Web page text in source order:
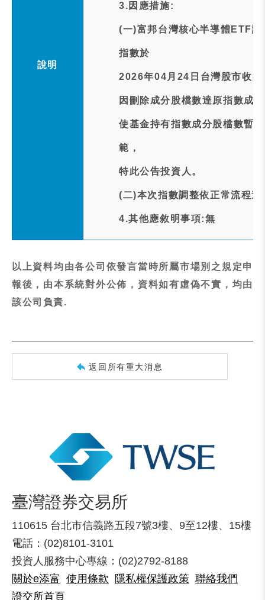
說明
3.因應措施:
(一)富邦台灣核心半導體ETF
指數於
2026年04月24日台灣股市收
因刪除成分股檔數達原指數成
使基金持有指數成分股檔數暫
範，
特此公告投資人。
(二)本次指數調整依正常流程
4.其他應敘明事項:無
以上資料均由各公司依發言當時所屬市場別之規定申
報後，由本系統對外公佈，資料如有虛偽不實，均由
該公司負責.
返回所有重大消息
臺灣證券交易所
110615 台北市信義路五段7號3樓、9至12樓、15樓
電話：(02)8101-3101
投資人服務中心專線：(02)2792-8188
關於e添富 使用條款 隱私權保護政策 聯絡我們
證交所首頁